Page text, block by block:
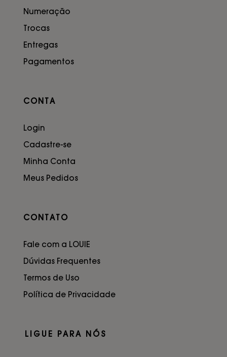
Numeração
Trocas
Entregas
Pagamentos
CONTA
Login
Cadastre-se
Minha Conta
Meus Pedidos
CONTATO
Fale com a LOUIE
Dúvidas Frequentes
Termos de Uso
Política de Privacidade
LIGUE PARA NÓS